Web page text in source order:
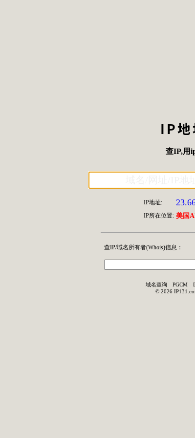
IP地
查IP,用
IP地址:
IP所在位置: 美国
查IP/域名所有者(Whois)信息：
域名查询 PGCM
© 2026